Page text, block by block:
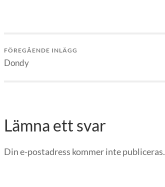
FÖREGÅENDE INLÄGG
Dondy
Lämna ett svar
Din e-postadress kommer inte publiceras.